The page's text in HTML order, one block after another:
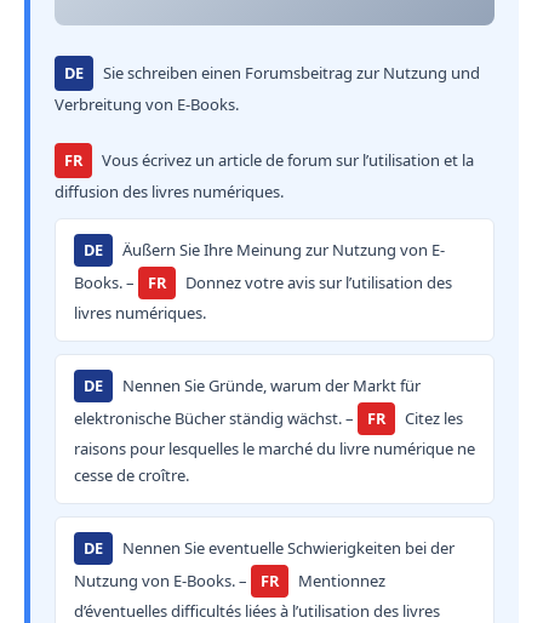
DE
Sie schreiben einen Forumsbeitrag zur Nutzung und
Verbreitung von E-Books.
FR
Vous écrivez un article de forum sur l’utilisation et la
diffusion des livres numériques.
DE
Äußern Sie Ihre Meinung zur Nutzung von E-
Books. –
FR
Donnez votre avis sur l’utilisation des
livres numériques.
DE
Nennen Sie Gründe, warum der Markt für
elektronische Bücher ständig wächst. –
FR
Citez les
raisons pour lesquelles le marché du livre numérique ne
cesse de croître.
DE
Nennen Sie eventuelle Schwierigkeiten bei der
Nutzung von E-Books. –
FR
Mentionnez
d’éventuelles difficultés liées à l’utilisation des livres